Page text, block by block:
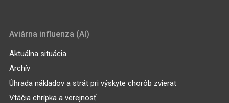
Aviárna influenza (AI)
Aktuálna situácia
Archív
Úhrada nákladov a strát pri výskyte chorôb zvierat
Vtáčia chrípka a verejnosť